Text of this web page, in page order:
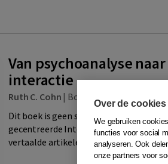
Van psychoanalyse
interactie
Ruth C. Cohn | Boom
Dit boek is geen systematische
gecentreerde Interactie (TGI), maar
vertaalde artikelen die de
Over de
We gebruiken
functies voor social
analyseren. Ook
onze partners voor